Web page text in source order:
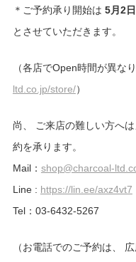
＊ご予約承り開始は 5月 2
とさせていただきます。
（各店でOpen時間が異な
ltd.co.jp/store/）
尚、 ご来店の難しい方へ
約を承ります。
Mail： shop@charcoal-
Line : https://lin.ee/axz4vt7
Tel：03-6432-5267
（お電話でのご予約は、